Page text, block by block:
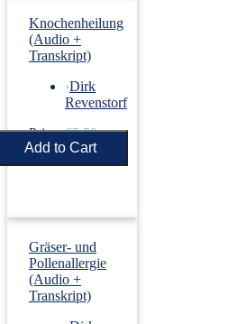
Knochenheilung
(Audio +
Transkript)
›Dirk
Revenstorf
Price: €5.50
Gräser- und
Pollenallergie
(Audio +
Transkript)